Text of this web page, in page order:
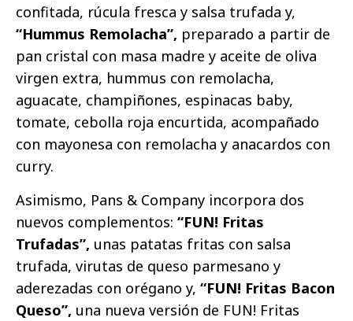
confitada, rúcula fresca y salsa trufada y,
“Hummus Remolacha”, preparado a partir de
pan cristal con masa madre y aceite de oliva
virgen extra, hummus con remolacha,
aguacate, champiñones, espinacas baby,
tomate, cebolla roja encurtida, acompañado
con mayonesa con remolacha y anacardos con
curry.
Asimismo, Pans & Company incorpora dos
nuevos complementos: “FUN! Fritas
Trufadas”, unas patatas fritas con salsa
trufada, virutas de queso parmesano y
aderezadas con orégano y, “FUN! Fritas Bacon
Queso”, una nueva versión de FUN! Fritas